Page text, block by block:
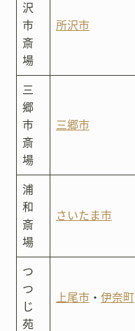
沢
市
斎
場
所沢市
三
郷
市
斎
場
三郷市
浦
和
斎
場
さいたま市
つ
つ
じ
苑
上尾市・ 伊奈町